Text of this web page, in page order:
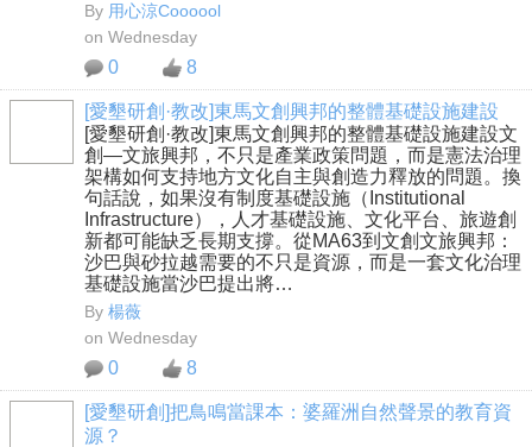
By 用心涼Coooool
on Wednesday
0 8
[愛墾研創·教改]東馬文創興邦的整體基礎設施建設
[愛墾研創·教改]東馬文創興邦的整體基礎設施建設文
創—文旅興邦，不只是產業政策問題，而是憲法治理
架構如何支持地方文化自主與創造力釋放的問題。換
句話說，如果沒有制度基礎設施（Institutional
Infrastructure），人才基礎設施、文化平台、旅遊創
新都可能缺乏長期支撐。從MA63到文創文旅興邦：
沙巴與砂拉越需要的不只是資源，而是一套文化治理
基礎設施當沙巴提出將…
By 楊薇
on Wednesday
0 8
[愛墾研創]把鳥鳴當課本：婆羅洲自然聲景的教育資
源？